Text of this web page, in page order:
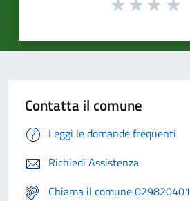
Contatta il comune
Leggi le domande frequenti
Richiedi Assistenza
Chiama il comune 029820401